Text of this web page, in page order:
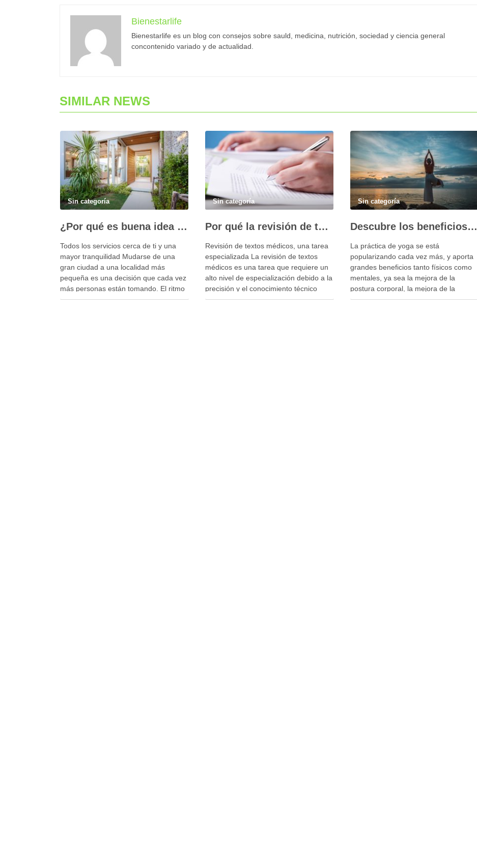
Bienestarlife
Bienestarlife es un blog con consejos sobre sauld, medicina, nutrición, sociedad y ciencia general
concontenido variado y de actualidad.
SIMILAR NEWS
Sin categoría
¿Por qué es buena idea vender tu piso y comprar una casa con jardín en Granollers?
Todos los servicios cerca de ti y una
mayor tranquilidad Mudarse de una
gran ciudad a una localidad más
pequeña es una decisión que cada vez
más personas están tomando. El ritmo
de vida acelerado, el ruido constante y
Sin categoría
Por qué la revisión de textos médicos es un trabajo para profesionales
Revisión de textos médicos, una tarea
especializada La revisión de textos
médicos es una tarea que requiere un
alto nivel de especialización debido a la
precisión y el conocimiento técnico
involucrado. A diferencia de otros tipos
Sin categoría
Descubre los beneficios del Yoga Iyengar
La práctica de yoga se está
popularizando cada vez más, y aporta
grandes beneficios tanto físicos como
mentales, ya sea la mejora de la
postura corporal, la mejora de la
respiración, reducción del estrés, y